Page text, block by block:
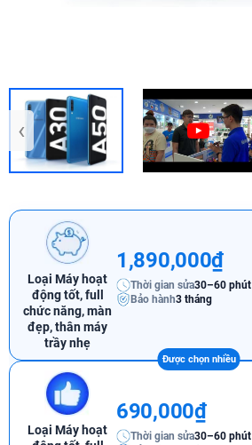
‹
Loại Máy hoạt
động tốt, full
chức năng, màn
đẹp, thân máy
trầy nhẹ
1,890,000₫
Thời gian sửa30–60 phút
Bảo hành3 tháng
Loại Máy hoạt
690,000₫
Thời gian sửa30–60 phút